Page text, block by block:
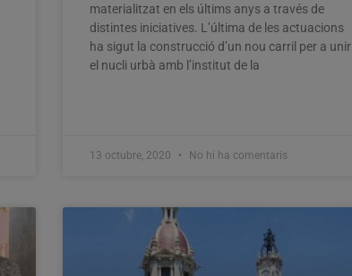
materialitzat en els últims anys a través de
distintes iniciatives. L’última de les actuacions
ha sigut la construcció d’un nou carril per a unir
el nucli urbà amb l’institut de la
13 octubre, 2020 No hi ha comentaris